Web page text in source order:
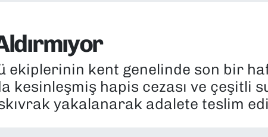
ekiplerinin kent genelinde son bir
kesinleşmiş hapis cezası ve çeşitli
yakalanarak adalete teslim